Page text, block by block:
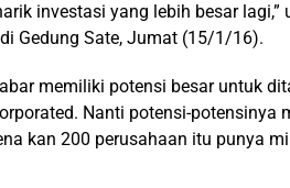
investasi yang lebih besar lagi,”
Gedung Sate, Jumat (15/1/16).
memiliki potensi besar untuk
Nanti potensi-potensinya
kan 200 perusahaan itu punya